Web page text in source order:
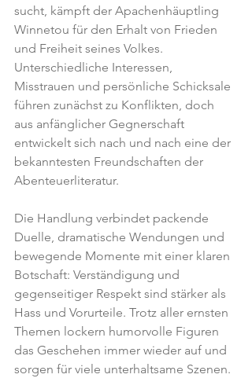
sucht, kämpft der Apachenhäuptling
Winnetou für den Erhalt von Frieden
und Freiheit seines Volkes.
Unterschiedliche Interessen,
Misstrauen und persönliche Schicksale
führen zunächst zu Konflikten, doch
aus anfänglicher Gegnerschaft
entwickelt sich nach und nach eine der
bekanntesten Freundschaften der
Abenteuerliteratur.
Die Handlung verbindet packende
Duelle, dramatische Wendungen und
bewegende Momente mit einer klaren
Botschaft: Verständigung und
gegenseitiger Respekt sind stärker als
Hass und Vorurteile. Trotz aller ernsten
Themen lockern humorvolle Figuren
das Geschehen immer wieder auf und
sorgen für viele unterhaltsame Szenen.